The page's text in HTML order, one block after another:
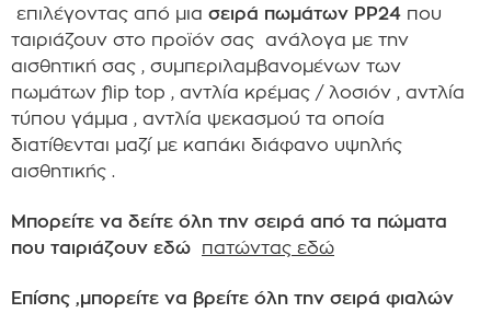
επιλέγοντας από μια σειρά πωμάτων PP24 που
ταιριάζουν στο προϊόν σας ανάλογα με την
αισθητική σας , συμπεριλαμβανομένων των
πωμάτων flip top , αντλία κρέμας / λοσιόν , αντλία
τύπου γάμμα , αντλία ψεκασμού τα οποία
διατίθενται μαζί με καπάκι διάφανο υψηλής
αισθητικής .
Mπορείτε να δείτε όλη την σειρά από τα πώματα
που ταιριάζουν εδώ
πατώντας εδώ
Επίσης ,μπορείτε να βρείτε όλη την σειρά φιαλών